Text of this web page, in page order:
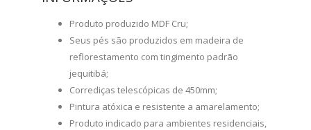
Produto produzido MDF Cru;
Seus pés são produzidos em madeira de
reflorestamento com tingimento padrão
jequitibá;
Corrediças telescópicas de 450mm;
Pintura atóxica e resistente a amarelamento;
Produto indicado para ambientes residenciais,